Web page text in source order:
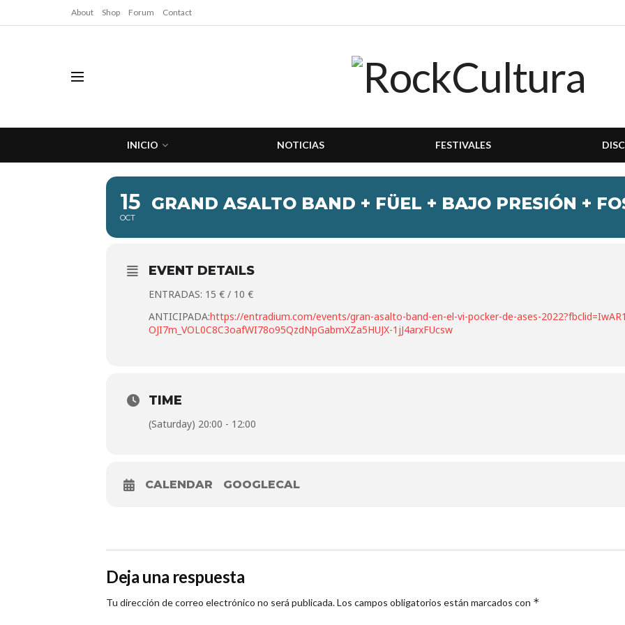
About Shop Forum Contact
INICIO NOTICIAS FESTIVALES
15
OCT
GRAND ASALTO BAND + FÜEL + BAJO PRESIÓN +
EVENT DETAILS
ENTRADAS: 15 € / 10 €
ANTICIPADA:https://entradium.com/events/gran-asalto-band-en-el-vi-pocker-de-ases-
OJI7m_VOL0C8C3oafWI78o95QzdNpGabmXZa5HUJX-1jJ4arxFUcsw
TIME
(Saturday) 20:00 - 12:00
CALENDAR GOOGLECAL
Deja una respuesta
Tu dirección de correo electrónico no será publicada.Los campos obligatorios están marcados con *